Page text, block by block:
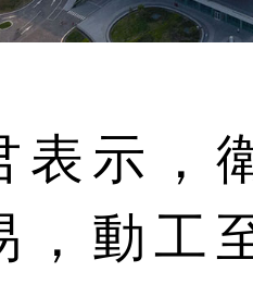
表示，
，動工